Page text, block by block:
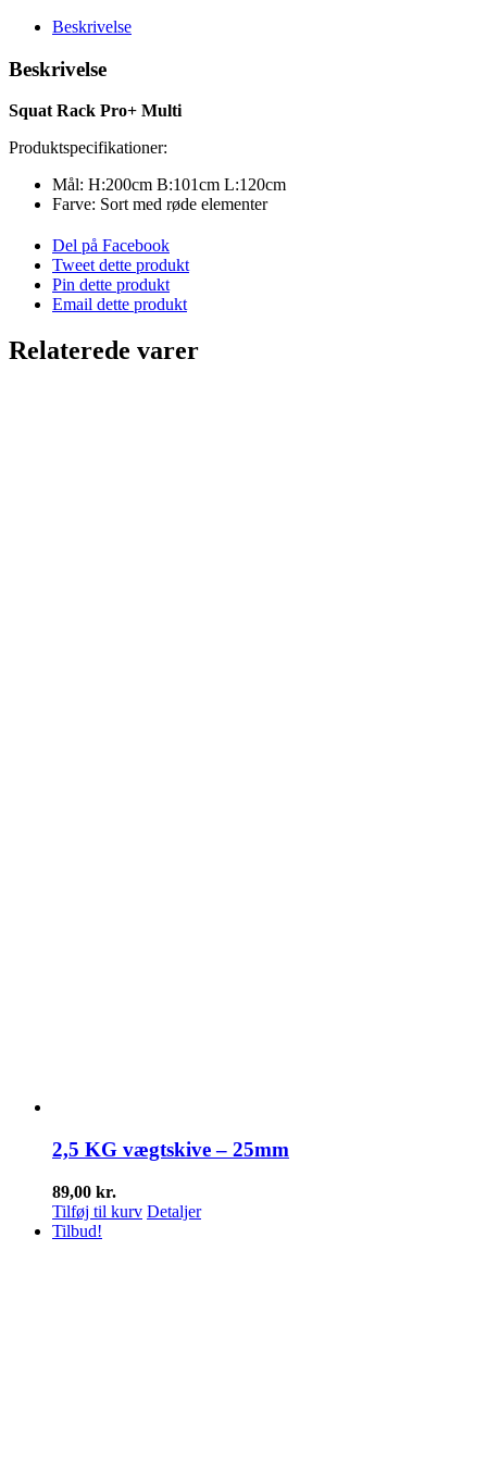
Beskrivelse
Beskrivelse
Squat Rack Pro+ Multi
Produktspecifikationer:
Mål: H:200cm B:101cm L:120cm
Farve: Sort med røde elementer
Del på Facebook
Tweet dette produkt
Pin dette produkt
Email dette produkt
Relaterede varer
2,5 KG vægtskive – 25mm
89,00 kr.
Tilføj til kurv Detaljer
Tilbud!